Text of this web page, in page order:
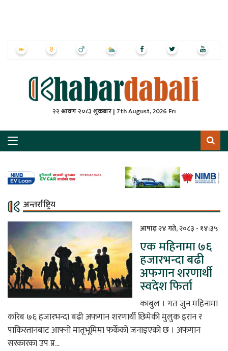
२२ श्रावण २०८३ शुक्रबार | 7th August, 2026 Fri
अन्तर्राष्ट्रिय
आषाढ़ २४ गते, २०८३ - १४:३५
एक महिनामा ७६
हजारभन्दा बढी
अफगान शरणार्थी
स्वदेश फिर्ता
काबुल । गत जुन महिनामा
करिब ७६ हजारभन्दा बढी अफगान शरणार्थी छिमेकी मुलुक इरान र
पाकिस्तानबाट आफ्नो मातृभूमिमा फर्केको जनाइएको छ । अफगान
सरकारका उप प्र...